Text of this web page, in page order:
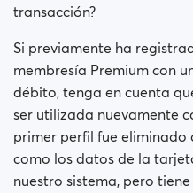
transacción?
Si previamente ha
membresía Premium con
débito, tenga en cuenta
ser utilizada nuevamente
primer perfil fue eliminado
como los datos de la
nuestro sistema, pero